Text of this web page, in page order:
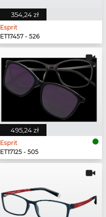
354,24 zł
Esprit
ET17457 - 526
495,24 zł
Esprit
ET17125 - 505